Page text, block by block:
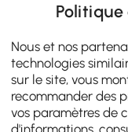
4.9
AVIS
Politique
Nous et nos
technologies
sur le site, vous
recommander des
vos paramètres de
d'informations,